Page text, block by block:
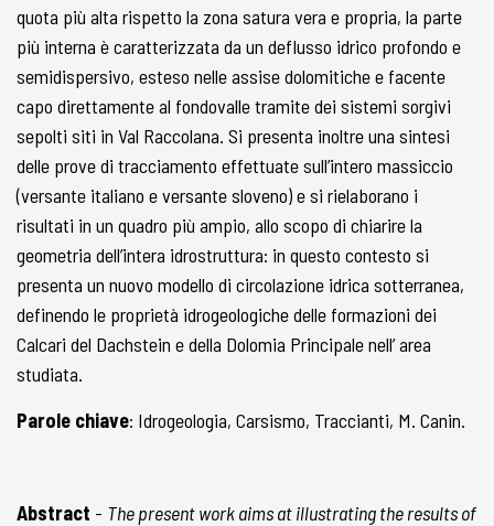
quota più alta rispetto la zona satura vera e propria, la parte
più interna è caratterizzata da un deflusso idrico profondo e
semidispersivo, esteso nelle assise dolomitiche e facente
capo direttamente al fondovalle tramite dei sistemi sorgivi
sepolti siti in Val Raccolana. Si presenta inoltre una sintesi
delle prove di tracciamento effettuate sull’intero massiccio
(versante italiano e versante sloveno) e si rielaborano i
risultati in un quadro più ampio, allo scopo di chiarire la
geometria dell’intera idrostruttura: in questo contesto si
presenta un nuovo modello di circolazione idrica sotterranea,
definendo le proprietà idrogeologiche delle formazioni dei
Calcari del Dachstein e della Dolomia Principale nell’ area
studiata.
Parole chiave: Idrogeologia, Carsismo, Traccianti, M. Canin.
Abstract - The present work aims at illustrating the results of